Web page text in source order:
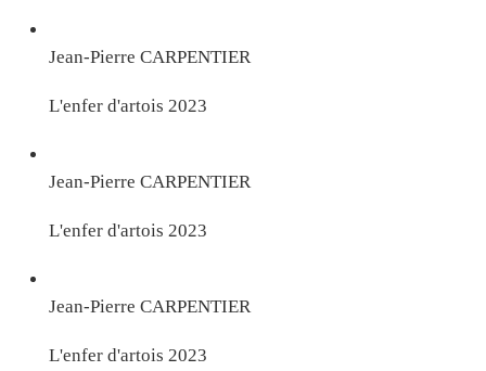
Jean-Pierre CARPENTIER
L'enfer d'artois 2023
Jean-Pierre CARPENTIER
L'enfer d'artois 2023
Jean-Pierre CARPENTIER
L'enfer d'artois 2023